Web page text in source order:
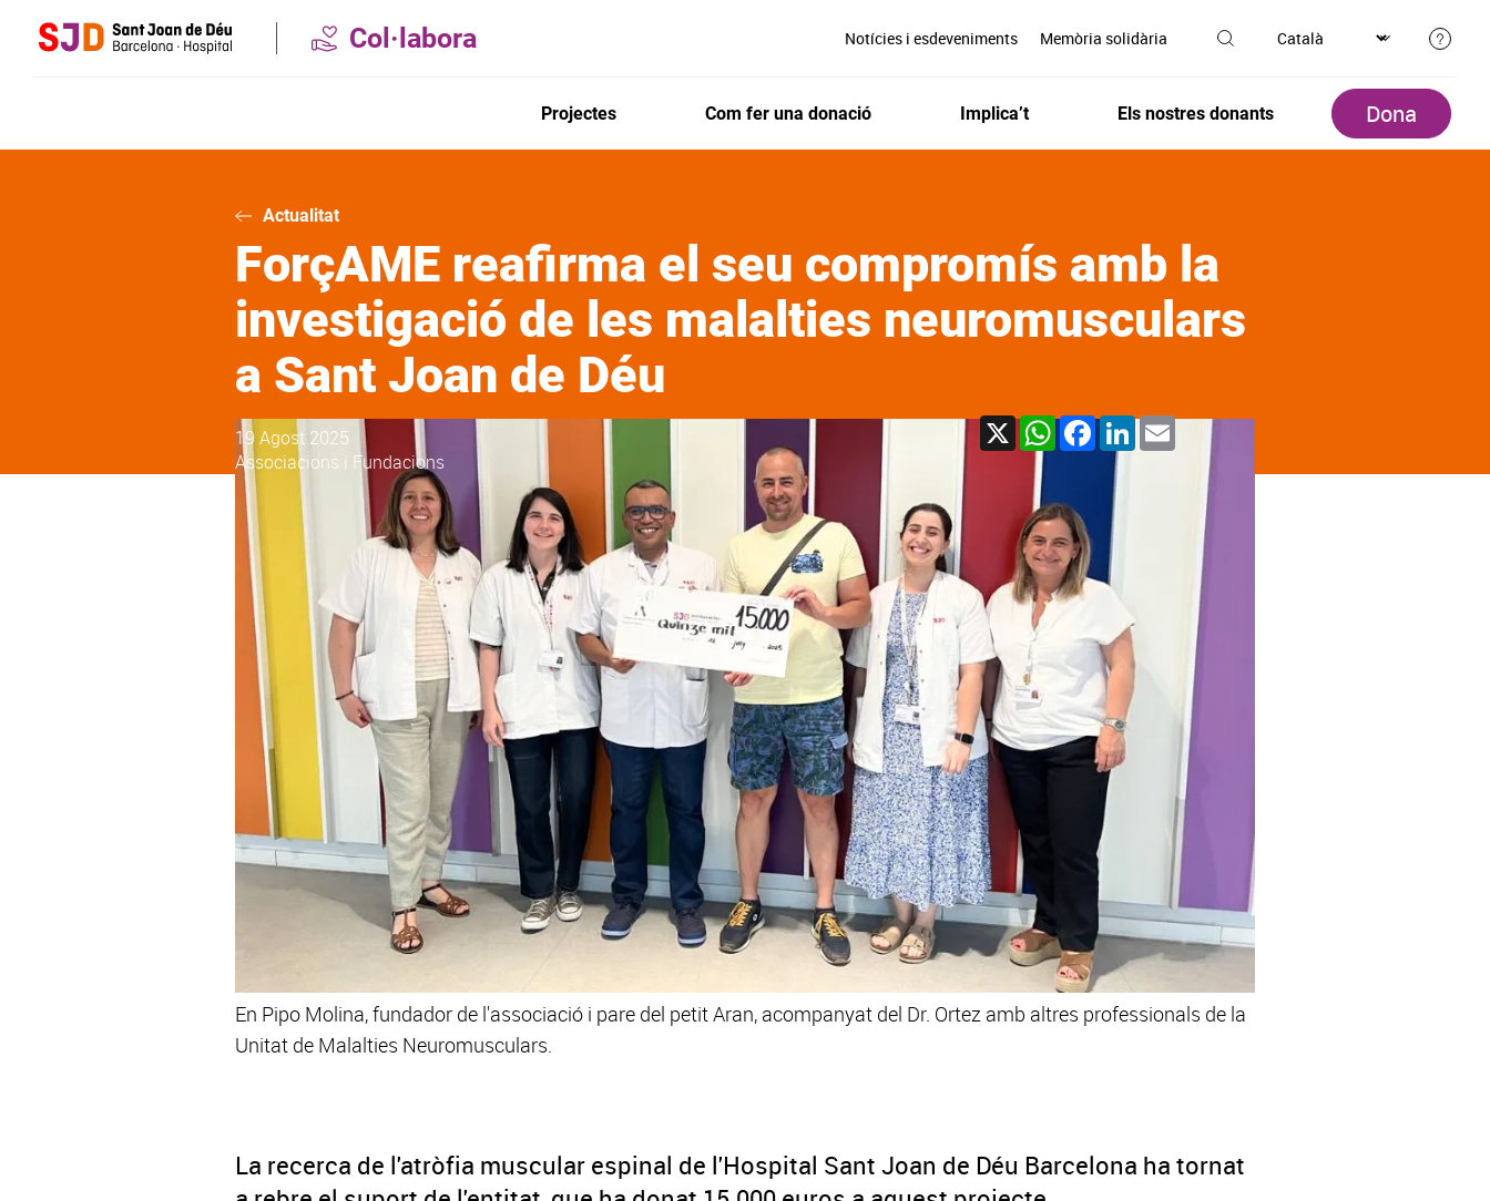
Col·labora Notícies i esdeveniments Memòria solidària
Projectes Com fer una donació Implica’t Els nostres donants Dona
Actualitat
ForçAME reafirma el seu compromís amb la
investigació de les malalties neuromusculars
a Sant Joan de Déu
19 Agost 2025
Associacions i Fundacions
X WhatsApp
Facebook
LinkedIn
Email
En Pipo Molina, fundador de l'associació i pare del petit Aran, acompanyat del Dr. Ortez amb altres professionals de la
Unitat de Malalties Neuromusculars.
La recerca de l'atròfia muscular espinal de l'Hospital Sant Joan de Déu Barcelona ha tornat